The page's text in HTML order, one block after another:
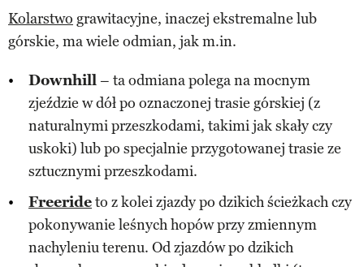
Kolarstwo grawitacyjne, inaczej ekstremalne lub
górskie, ma wiele odmian, jak m.in.
Downhill– ta odmiana polega na mocnym
zjeździe w dół po oznaczonej trasie górskiej (z
naturalnymi przeszkodami, takimi jak skały czy
uskoki) lub po specjalnie przygotowanej trasie ze
sztucznymi przeszkodami.
Freerideto z kolei zjazdy po dzikich ścieżkach czy
pokonywanie leśnych hopów przy zmiennym
nachyleniu terenu. Od zjazdów po dzikich